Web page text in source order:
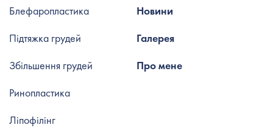
Новини
Галерея
Про мене
Блефаропластика
Підтяжка грудей
Збільшення грудей
Ринопластика
Ліпофілінг